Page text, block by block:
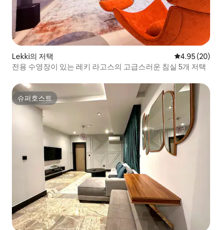
Lekki의 저택 평점 4.95점(5
4.95 (20)
전용 수영장이 있는 레키 라고스의 고급스러운 침실 5개 저택
슈퍼호스트
슈퍼호스트